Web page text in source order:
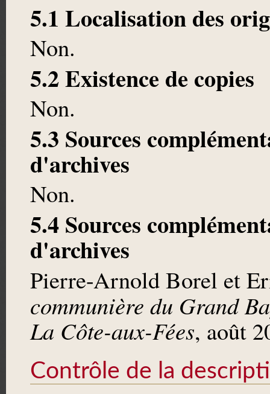
5.1 Localisation des
Non.
5.2 Existence de copies
Non.
5.3 Sources
d'archives
Non.
5.4 Sources
d'archives
Pierre-Arnold Borel et
communière du Grand
La Côte-aux-Fées, août
Contrôle de la